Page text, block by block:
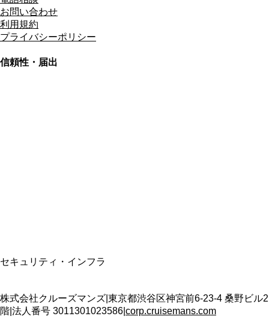
お問い合わせ
利用規約
プライバシーポリシー
信頼性・届出
セキュリティ・インフラ
株式会社クルーズマンズ 東京都渋谷区神宮前6-23-4 桑野ビル2
階 法人番号 3011301023586 corp.cruisemans.com